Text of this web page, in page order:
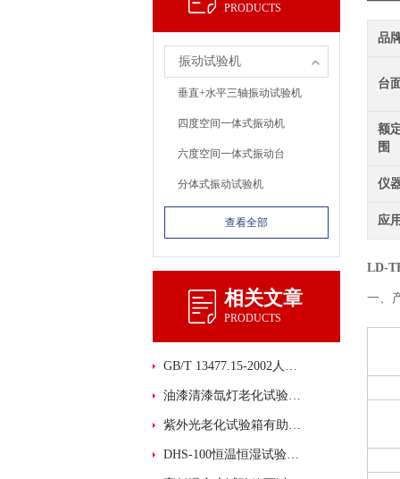
PRODUCTS
振动试验机
垂直+水平三轴振动试验机
四度空间一体式振动机
六度空间一体式振动台
分体式振动试验机
查看全部
相关文章
PRODUCTS
GB/T 13477.15-2002人工光源和水曝露后粘结性的测定
油漆清漆氙灯老化试验箱在涂料行业中的重要性
紫外光老化试验箱有助于材料及配方的筛选优化
DHS-100恒温恒湿试验箱在材料测试中的应用
品
台
额
围
仪
应
LD-
一、